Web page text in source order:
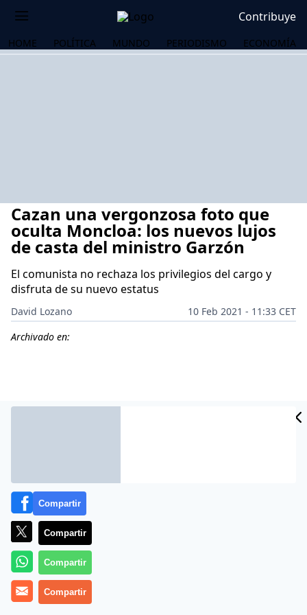
Contribuye
HOME POLÍTICA MUNDO PERIODISMO ECONOMÍA
Cazan una vergonzosa foto que
oculta Moncloa: los nuevos lujos
de casta del ministro Garzón
El comunista no rechaza los privilegios del cargo y
disfruta de su nuevo estatus
David Lozano
10 Feb 2021 - 11:33 CET
Archivado en:
Más información
Compartir
Compartir
Compartir
Compartir